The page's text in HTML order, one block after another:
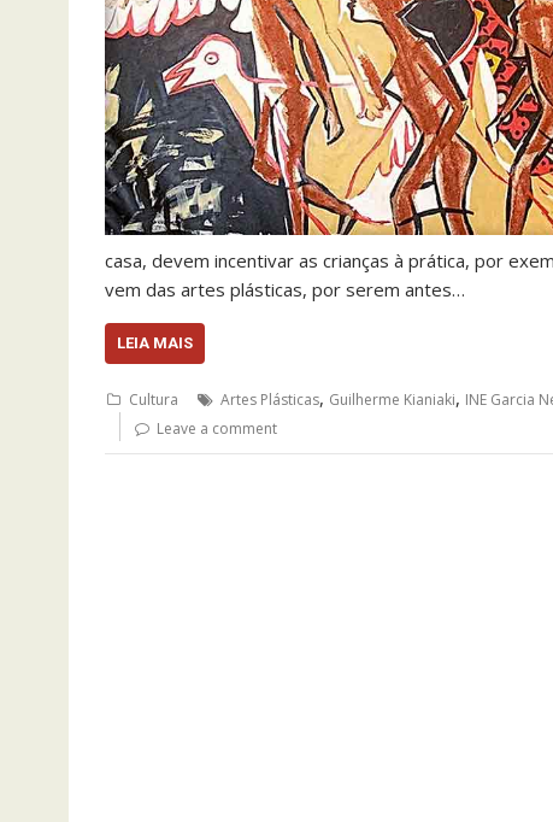
casa, devem incentivar as crianças à prática, por
vem das artes plásticas, por serem antes…
LEIA MAIS
Cultura Artes Plásticas, Guilherme Kianiaki, INE Garcia
Leave a comment